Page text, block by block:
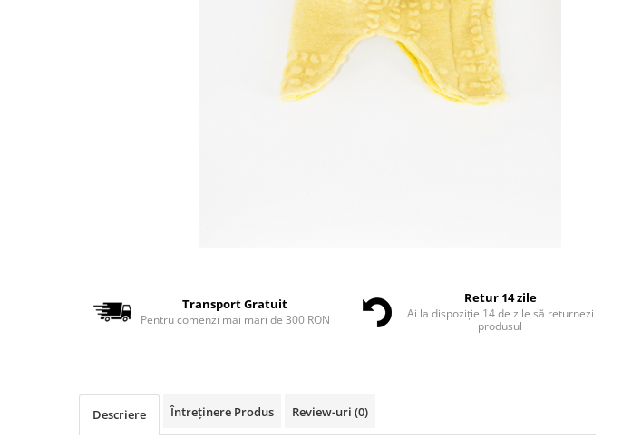
Transport Gratuit
Pentru comenzi mai mari de 300 RON
Retur 14 zile
Ai la dispoziție 14 de zile să returnezi
produsul
Descriere Întreținere Produs Review-uri (0)